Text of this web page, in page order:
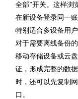
全部”开关。这样浏
在新设备登录同一
特别适合多设备用
对于需要离线备份
移动存储设备或云
证，形成完整的数
时，还可以先复制
口。